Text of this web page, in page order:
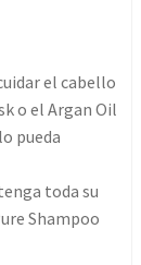
el cabello
o el Argan Oil
pueda
toda su
Shampoo